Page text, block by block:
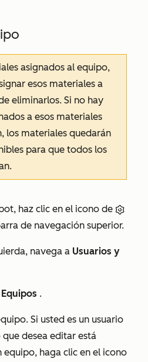
asignados al equipo,
esos materiales a
eliminarlos. Si no hay
a esos materiales
los materiales quedarán
para que todos los
haz clic en el icono de
de navegación superior.
navega a Usuarios y
Equipos .
Si usted es un usuario
desea editar está
haga clic en el icono